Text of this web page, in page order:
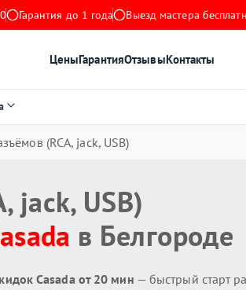
Гарантия до 1 года Выезд мастера
ЦеныГарантияОтзывыКонтакты
(RCA, jack, USB)
jack, USB)
в Белгороде
Casada от 20 мин — быстрый старт